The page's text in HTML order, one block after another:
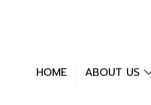
HOME ABOUT US